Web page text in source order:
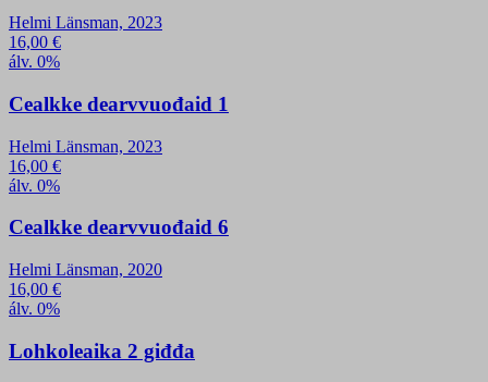
Helmi Länsman, 2023
16,00 €
álv. 0%
Cealkke dearvvuođaid 1
Helmi Länsman, 2023
16,00 €
álv. 0%
Cealkke dearvvuođaid 6
Helmi Länsman, 2020
16,00 €
álv. 0%
Lohkoleaika 2 giđđa